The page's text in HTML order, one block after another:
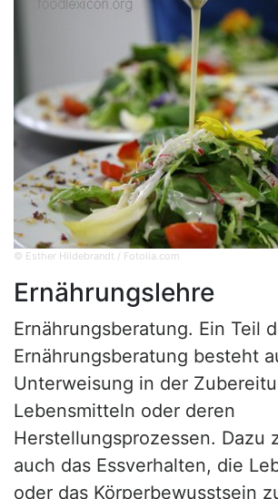
© Esther Hildebrandt / Fotolia.com
Ernährungslehre
Ernährungsberatung. Ein Teil
Ernährungsberatung besteht
Unterweisung in der
Lebensmitteln oder deren
Herstellungsprozessen. Dazu
auch das Essverhalten, die
oder das Körperbewusstsein